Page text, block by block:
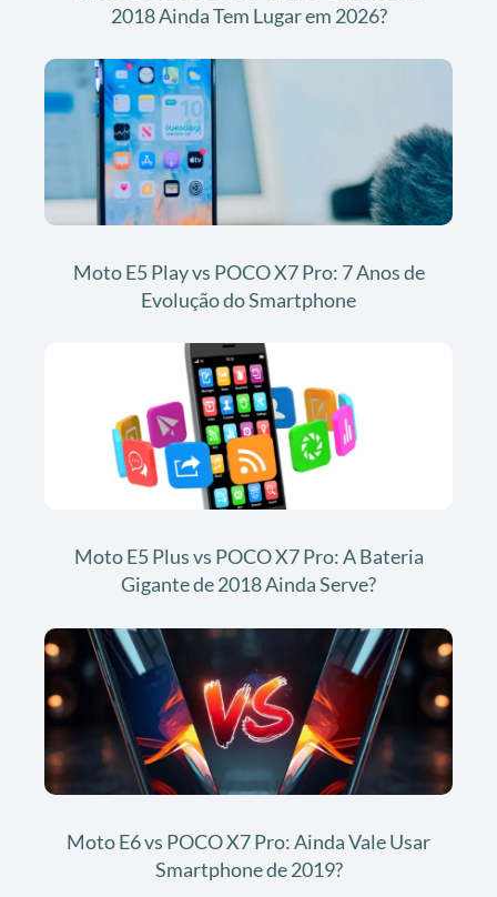
2018 Ainda Tem Lugar em 2026?
Moto E5 Play vs POCO X7 Pro: 7 Anos de
Evolução do Smartphone
Moto E5 Plus vs POCO X7 Pro: A Bateria
Gigante de 2018 Ainda Serve?
Moto E6 vs POCO X7 Pro: Ainda Vale Usar
Smartphone de 2019?